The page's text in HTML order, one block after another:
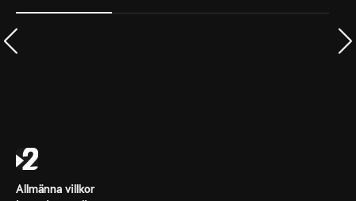
Allmänna villkor